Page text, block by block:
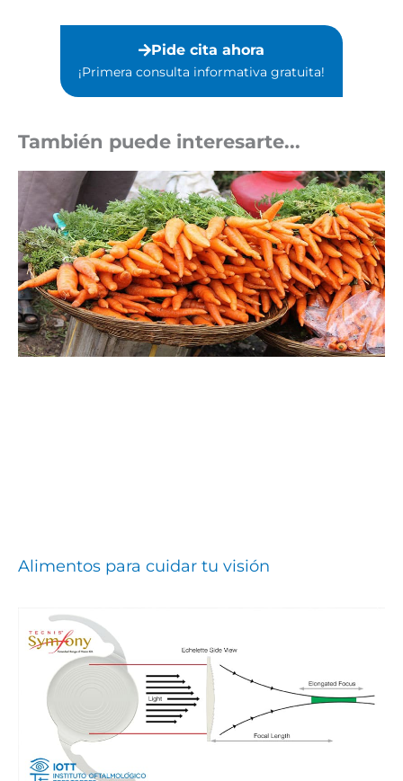
Pide cita ahora
¡Primera consulta informativa gratuita!⁣
También puede interesarte...
Alimentos para cuidar tu visión